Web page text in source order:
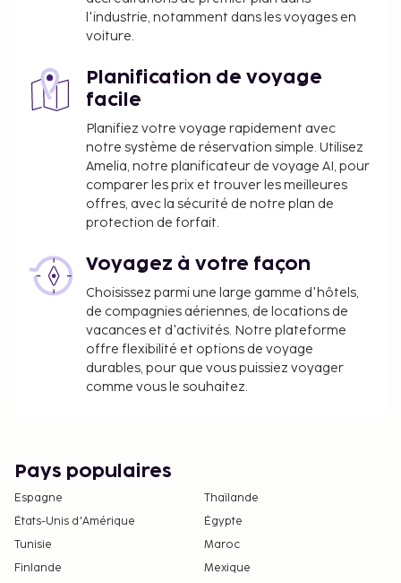
enfant.
frais et acomptes peuvent être mentionnés hors
taxe et sont soumis à modification.
Les animaux de compagnie, y compris les
animaux d'assistance, ne sont pas acceptés
dans cet hébergement.
l'industrie, notamment dans les voyages en
voiture.
Planification de voyage
facile
Planifiez votre voyage rapidement avec
notre système de réservation simple. Utilisez
Amelia, notre planificateur de voyage AI, pour
comparer les prix et trouver les meilleures
offres, avec la sécurité de notre plan de
protection de forfait.
Voyagez à votre façon
Choisissez parmi une large gamme d'hôtels,
de compagnies aériennes, de locations de
vacances et d'activités. Notre plateforme
offre flexibilité et options de voyage
durables, pour que vous puissiez voyager
comme vous le souhaitez.
Pays populaires
Espagne
Thaïlande
États-Unis d'Amérique
Égypte
Tunisie
Maroc
Finlande
Mexique